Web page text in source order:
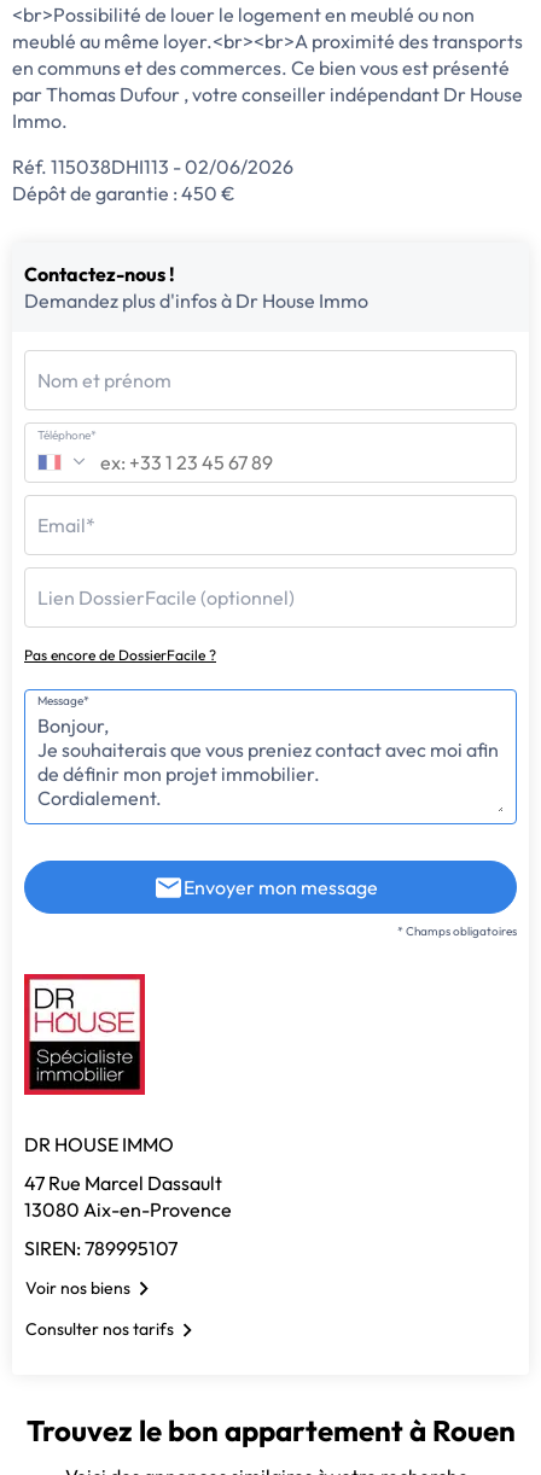
<br>Possibilité de louer le logement en meublé ou non
meublé au même loyer.<br><br>A proximité des transports
en communs et des commerces. Ce bien vous est présenté
par Thomas Dufour , votre conseiller indépendant Dr House
Immo.
Réf. 115038DHI113 - 02/06/2026
Dépôt de garantie : 450 €
Contactez-nous !
Demandez plus d'infos à Dr House Immo
Nom et prénom
Téléphone*
Email*
Lien DossierFacile (optionnel)
Pas encore de DossierFacile ?
Message*
Envoyer mon message
* Champs obligatoires
DR HOUSE IMMO
47 Rue Marcel Dassault
13080 Aix-en-Provence
SIREN: 789995107
Voir nos biens
Consulter nos tarifs
Trouvez le bon appartement à Rouen